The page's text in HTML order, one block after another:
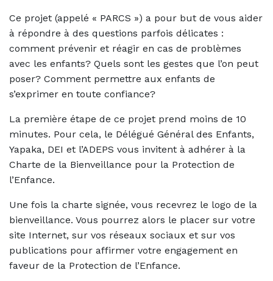
Ce projet (appelé « PARCS ») a pour but de vous aider
à répondre à des questions parfois délicates :
comment prévenir et réagir en cas de problèmes
avec les enfants? Quels sont les gestes que l’on peut
poser? Comment permettre aux enfants de
s’exprimer en toute confiance?
La première étape de ce projet prend moins de 10
minutes. Pour cela, le Délégué Général des Enfants,
Yapaka, DEI et l’ADEPS vous invitent à adhérer à la
Charte de la Bienveillance pour la Protection de
l’Enfance.
Une fois la charte signée, vous recevrez le logo de la
bienveillance. Vous pourrez alors le placer sur votre
site Internet, sur vos réseaux sociaux et sur vos
publications pour affirmer votre engagement en
faveur de la Protection de l’Enfance.